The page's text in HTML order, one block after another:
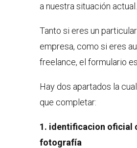
a nuestra situación actual.
Tanto si eres un
empresa, como si eres
freelance, el formulario
Hay dos apartados la
que completar:
1. identificacion oficial
fotografía